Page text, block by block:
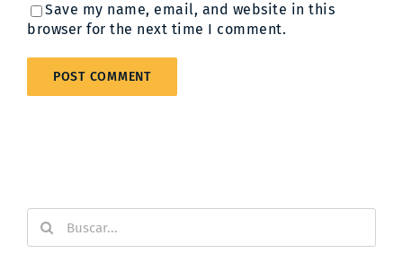
Save my name, email, and website in this
browser for the next time I comment.